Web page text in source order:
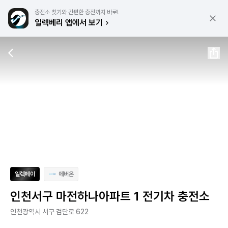
충전소 찾기와 간편한 충전까지 바로!
일렉베리 앱에서 보기
일렉페이 에버온
인천서구 마전하나아파트 1 전기차 충전소
인천광역시 서구 검단로 622